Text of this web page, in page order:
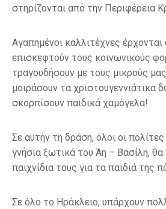
στηρίζονται από την Περιφέρεια
Αγαπημένοι καλλιτέχνες
επισκεφτούν τους κοινωνικούς
τραγουδήσουν με τους μικρούς
μοιράσουν τα χριστουγεννιάτικα
σκορπίσουν παιδικά χαμόγελα!
Σε αυτήν τη δράση, όλοι οι
γνήσια ξωτικά του Άη – Βασίλη,
παιχνίδια τους για τα παιδιά της
Σε όλο το Ηράκλειο, υπάρχουν